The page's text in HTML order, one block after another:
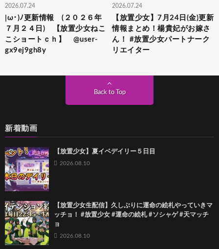
2026.07.24
|ω･)ﾉ更新情報 (２０２６年
７月２４日) 【放置少女ねこ
こショートｃｈ】 @user-
gx9ej9gh8y
2026.07.24
【放置少女】7月24日(金)更新
情報まとめ！楊貴妃がお嫁さ
ん！ #放置少女パートナーク
リエイター
Back to Top
新着動画
【放置少女】夏イベデイリー５日目
2026.08.10
【放置少女生配信】久しぶりに運命の絵札やっていきマ
ッチョ！ #放置少女 #運命の絵札 #ソシャゲ #天マッチ
ョ
2026.08.10